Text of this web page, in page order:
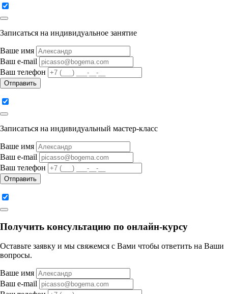
Записаться на индивидуальное занятие
Ваше имя
Ваш e-mail
Ваш телефон
Отправить
Записаться на индивидуальный мастер-класс
Ваше имя
Ваш e-mail
Ваш телефон
Отправить
Получить консультацию по онлайн-курсу
Оставьте заявку и мы свяжемся с Вами чтобы ответить на Ваши
вопросы.
Ваше имя
Ваш e-mail